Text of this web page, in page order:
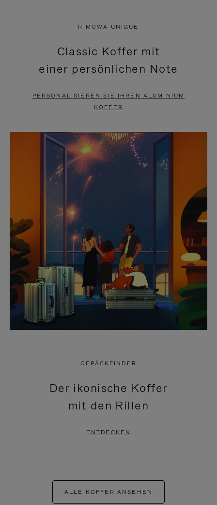
PAUSIERT,
BITTE
DRÜCKEN
ANZUHALTEN
KLICKEN
SIE
ZUM
AUFHEBEN
STUMMSCHALTUNG
RIMOWA UNIQUE
Classic Koffer mit
einer persönlichen Note
PERSONALISIEREN SIE IHREN ALUMINIUM
KOFFER
GEPÄCKFINDER
Der ikonische Koffer
mit den Rillen
ENTDECKEN
ALLE KOFFER ANSEHEN